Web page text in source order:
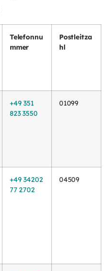
Telefonnu
mmer
Postleitza
hl
+49 351
823 3550
01099
+49 34202
77 2702
04509